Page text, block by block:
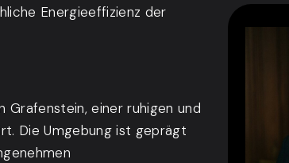
Energieeffizienz der
einer ruhigen und
Die Umgebung ist geprägt